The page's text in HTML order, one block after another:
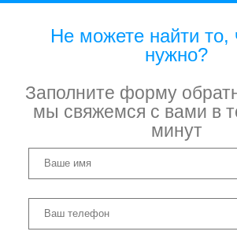
Не можете найти то,
нужно?
Заполните форму
мы свяжемся с вами в
минут